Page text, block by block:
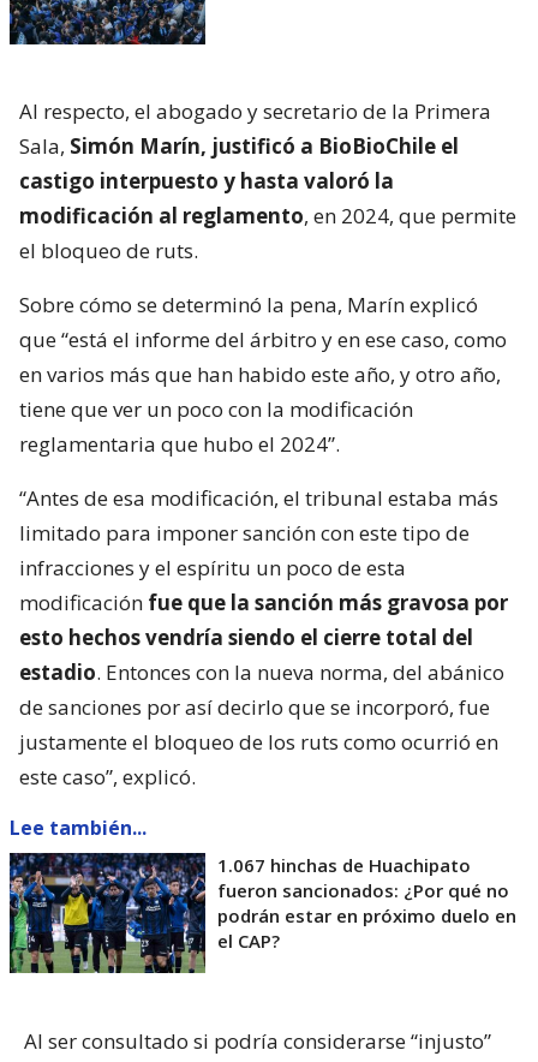
Al respecto, el abogado y secretario de la Primera
Sala, Simón Marín, justificó a BioBioChile el
castigo interpuesto y hasta valoró la
modificación al reglamento, en 2024, que permite
el bloqueo de ruts.
Sobre cómo se determinó la pena, Marín explicó
que “está el informe del árbitro y en ese caso, como
en varios más que han habido este año, y otro año,
tiene que ver un poco con la modificación
reglamentaria que hubo el 2024”.
“Antes de esa modificación, el tribunal estaba más
limitado para imponer sanción con este tipo de
infracciones y el espíritu un poco de esta
modificación fue que la sanción más gravosa por
esto hechos vendría siendo el cierre total del
estadio. Entonces con la nueva norma, del abánico
de sanciones por así decirlo que se incorporó, fue
justamente el bloqueo de los ruts como ocurrió en
este caso”, explicó.
Lee también...
1.067 hinchas de Huachipato
fueron sancionados: ¿Por qué no
podrán estar en próximo duelo en
el CAP?
Al ser consultado si podría considerarse “injusto”